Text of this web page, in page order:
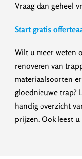
Vraag dan geheel
Start gratis
Wilt u meer weten
renoveren van
materiaalsoorten
gloednieuwe trap?
handig overzicht
prijzen. Ook leest